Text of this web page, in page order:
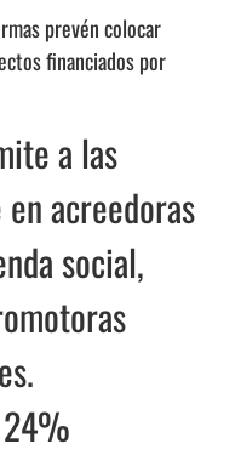
prevén colocar
financiados por
a las
acreedoras
social,